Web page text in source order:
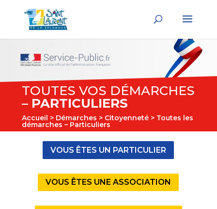
TOUTES VOS DÉMARCHES
– PARTICULIERS
Accueil > Démarches > Citoyenneté> Toutes les
démarches – Particuliers
VOUS ÊTES UN PARTICULIER
VOUS ÊTES UNE ASSOCIATION